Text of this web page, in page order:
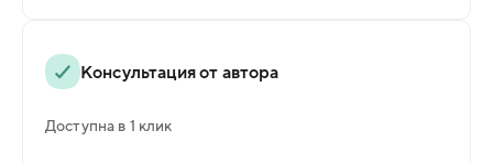
Консультация от автора
Доступна в 1 клик